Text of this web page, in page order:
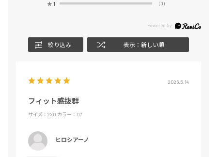
★ 1 (0)
絞り込み 表示：新しい順
2026.5.14
フィット感抜群
サイズ：2XO カラー：07
ヒロシアーノ